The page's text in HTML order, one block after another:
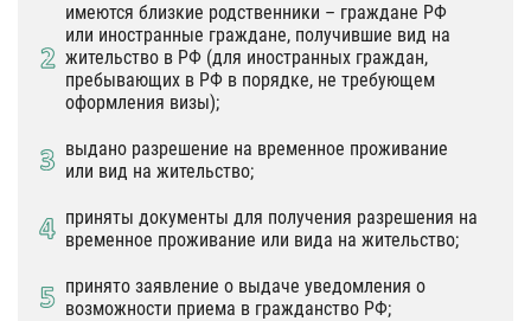
имеются близкие родственники – граждане РФ
или иностранные граждане, получившие вид на
жительство в РФ (для иностранных граждан,
пребывающих в РФ в порядке, не требующем
оформления визы);
выдано разрешение на временное проживание
или вид на жительство;
приняты документы для получения разрешения на
временное проживание или вида на жительство;
принято заявление о выдаче уведомления о
возможности приема в гражданство РФ;